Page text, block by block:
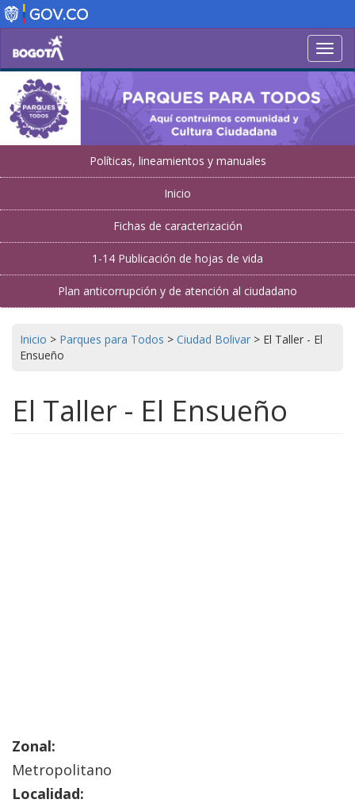
Pasar
al
contenido
principal
Políticas, lineamientos y manuales
Inicio
Fichas de caracterización
1-14 Publicación de hojas de vida
Plan anticorrupción y de atención al ciudadano
Inicio > Parques para Todos > Ciudad Bolivar > El Taller - El
Ensueño
El Taller - El Ensueño
Zonal:
Metropolitano
Localidad: